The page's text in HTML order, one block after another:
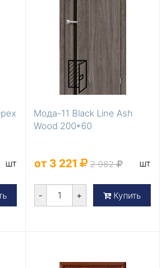
шт
Мода-11 Black Line Ash
Wood 200*60
от 3 221 2 982 шт
- + Купить